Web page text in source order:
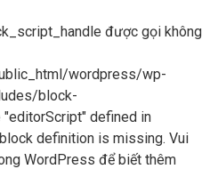
được gọi không
wordpress/wp-
block-
defined in
definition is missing. Vui
WordPress để biết thêm